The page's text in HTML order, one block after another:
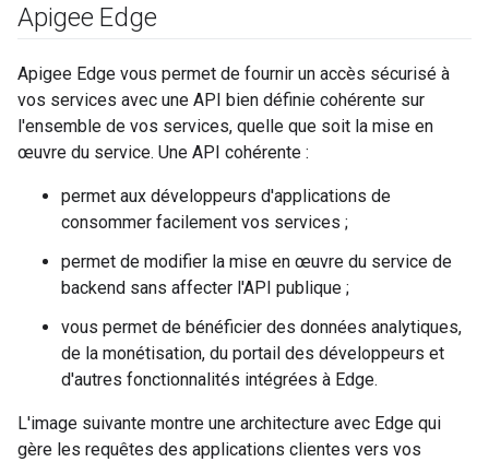
Apigee Edge
Apigee Edge vous permet de fournir un accès sécurisé à
vos services avec une API bien définie cohérente sur
l'ensemble de vos services, quelle que soit la mise en
œuvre du service. Une API cohérente :
permet aux développeurs d'applications de
consommer facilement vos services ;
permet de modifier la mise en œuvre du service de
backend sans affecter l'API publique ;
vous permet de bénéficier des données analytiques,
de la monétisation, du portail des développeurs et
d'autres fonctionnalités intégrées à Edge.
L'image suivante montre une architecture avec Edge qui
gère les requêtes des applications clientes vers vos